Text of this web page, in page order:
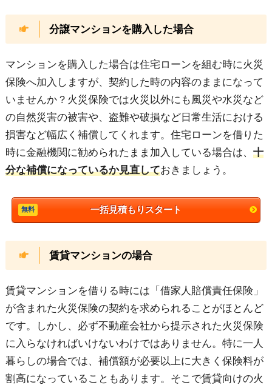
分譲マンションを購入した場合
マンションを購入した場合は住宅ローンを組む時に火災
保険へ加入しますが、契約した時の内容のままになって
いませんか？火災保険では火災以外にも風災や水災など
の自然災害の被害や、盗難や破損など日常生活における
損害など幅広く補償してくれます。住宅ローンを借りた
時に金融機関に勧められたまま加入している場合は、 十
分な補償になっているか見直しておきましょう。
一括見積もりスタート
賃貸マンションの場合
賃貸マンションを借りる時には「借家人賠償責任保険」
が含まれた火災保険の契約を求められることがほとんど
です。しかし、必ず不動産会社から提示された火災保険
に入らなければいけないわけではありません。特に一人
暮らしの場合では、補償額が必要以上に大きく保険料が
割高になっていることもあります。そこで賃貸向けの火